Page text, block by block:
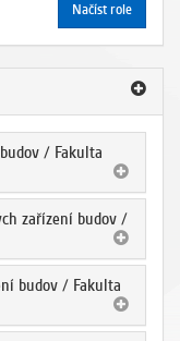
Načíst role
/ Fakulta
zařízení budov /
budov / Fakulta